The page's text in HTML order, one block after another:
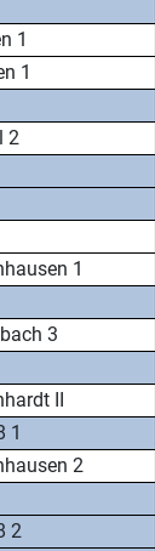
1
1
2
1
3
II
1
2
2